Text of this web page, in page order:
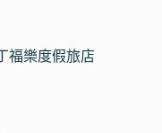
福樂度假旅店